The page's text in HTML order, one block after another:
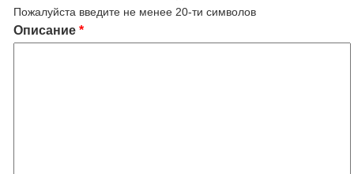
Пожалуйста введите не менее 20-ти символов
Описание *